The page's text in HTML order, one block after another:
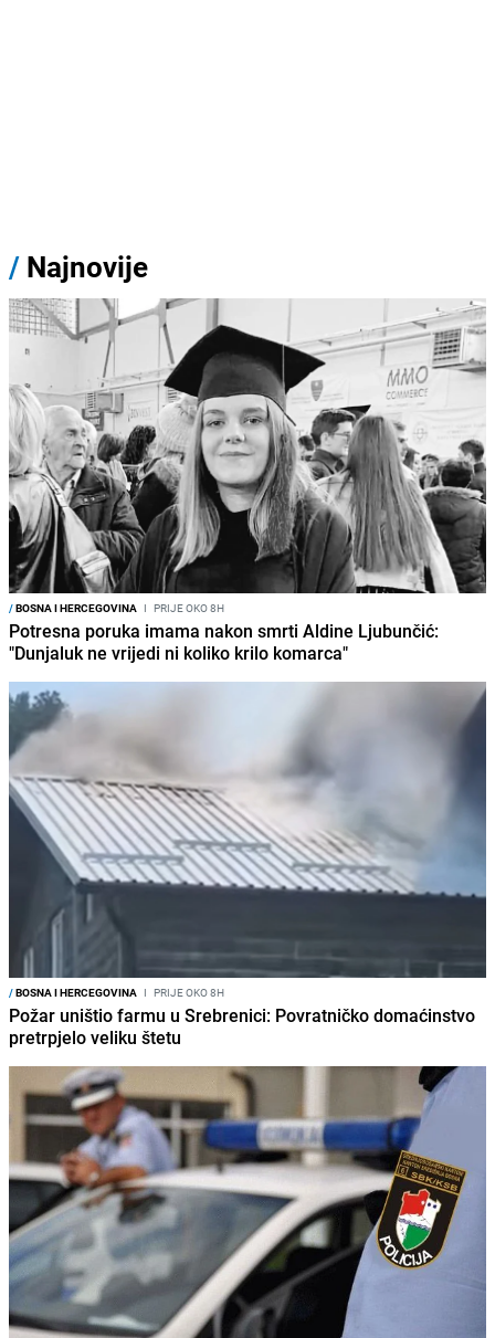
/ Najnovije
/BOSNA I HERCEGOVINA I PRIJE OKO 8H
Potresna poruka imama nakon smrti Aldine Ljubunčić:
"Dunjaluk ne vrijedi ni koliko krilo komarca"
/BOSNA I HERCEGOVINA I PRIJE OKO 8H
Požar uništio farmu u Srebrenici: Povratničko domaćinstvo
pretrpjelo veliku štetu